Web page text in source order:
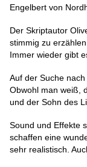
Engelbert von
Der Skriptautor
stimmig zu
Immer wieder gibt
Auf der Suche
Obwohl man weiß,
und der Sohn des
Sound und Effekte
schaffen eine
sehr realistisch.